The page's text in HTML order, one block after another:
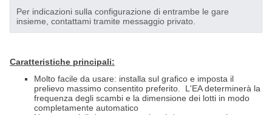
Per indicazioni sulla configurazione di entrambe le gare
insieme, contattami tramite messaggio privato.
Caratteristiche principali:
Molto facile da usare: installa sul grafico e imposta il
prelievo massimo consentito preferito.
L'EA determinerà la
frequenza degli scambi e la dimensione dei lotti in modo
completamente automatico